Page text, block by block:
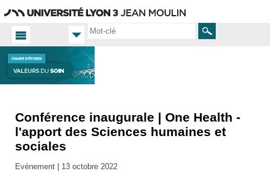
Rechercher
Accueil
FR
Actualités
les actus
Conférence inaugurale | One Health -
l'apport des Sciences humaines et
sociales
Evènement | 13 octobre 2022